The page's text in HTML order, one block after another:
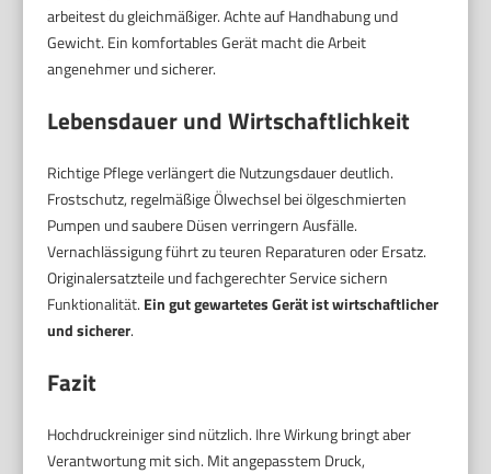
arbeitest du gleichmäßiger. Achte auf Handhabung und
Gewicht. Ein komfortables Gerät macht die Arbeit
angenehmer und sicherer.
Lebensdauer und Wirtschaftlichkeit
Richtige Pflege verlängert die Nutzungsdauer deutlich.
Frostschutz, regelmäßige Ölwechsel bei ölgeschmierten
Pumpen und saubere Düsen verringern Ausfälle.
Vernachlässigung führt zu teuren Reparaturen oder Ersatz.
Originalersatzteile und fachgerechter Service sichern
Funktionalität. Ein gut gewartetes Gerät ist wirtschaftlicher
und sicherer.
Fazit
Hochdruckreiniger sind nützlich. Ihre Wirkung bringt aber
Verantwortung mit sich. Mit angepasstem Druck,